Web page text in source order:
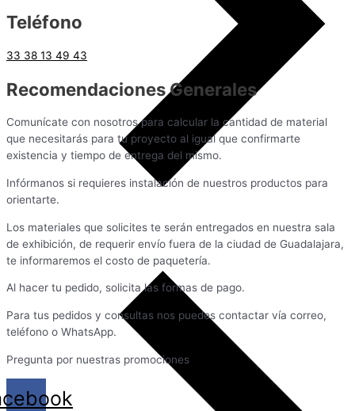
Teléfono
33 38 13 49 43
Recomendaciones Generales
Comunícate con nosotros para calcular la cantidad de material
que necesitarás para tu proyecto al igual que confirmarte
existencia y tiempo de entrega del mismo.
Infórmanos si requieres instalación de nuestros productos para
orientarte.
Los materiales que solicites te serán entregados en nuestra sala
de exhibición, de requerir envío fuera de la ciudad de Guadalajara,
te informaremos el costo de paquetería.
Al hacer tu pedido, solicita las formas de pago.
Para tus pedidos y consultas nos puedes contactar vía correo,
teléfono o WhatsApp.
Pregunta por nuestras promociones